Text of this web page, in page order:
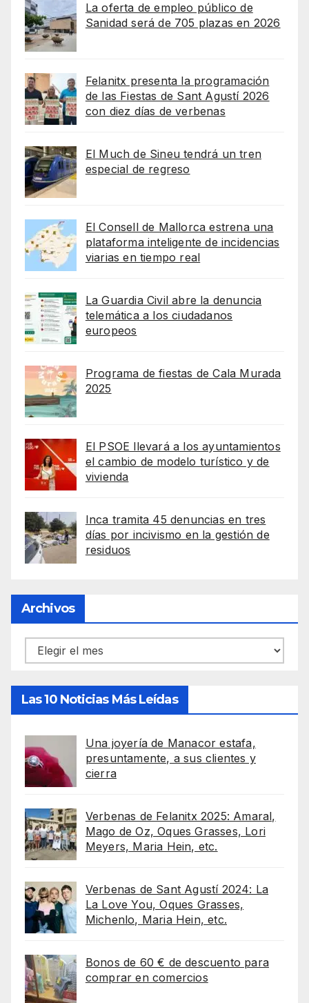
La oferta de empleo público de
Sanidad será de 705 plazas en 2026
Felanitx presenta la programación
de las Fiestas de Sant Agustí 2026
con diez días de verbenas
El Much de Sineu tendrá un tren
especial de regreso
El Consell de Mallorca estrena una
plataforma inteligente de incidencias
viarias en tiempo real
La Guardia Civil abre la denuncia
telemática a los ciudadanos
europeos
Programa de fiestas de Cala Murada
2025
El PSOE llevará a los ayuntamientos
el cambio de modelo turístico y de
vivienda
Inca tramita 45 denuncias en tres
días por incivismo en la gestión de
residuos
Archivos
Archivos
Las 10 Noticias Más Leídas
Una joyería de Manacor estafa,
presuntamente, a sus clientes y
cierra
Verbenas de Felanitx 2025: Amaral,
Mago de Oz, Oques Grasses, Lori
Meyers, Maria Hein, etc.
Verbenas de Sant Agustí 2024: La
La Love You, Oques Grasses,
Michenlo, Maria Hein, etc.
Bonos de 60 € de descuento para
comprar en comercios